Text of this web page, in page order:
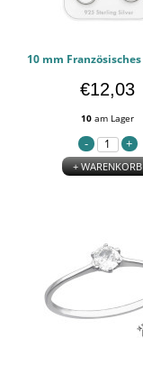
€12,03
10 am Lager
+ WARENKORB